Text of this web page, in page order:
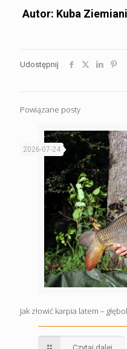
Autor: Kuba
Udostępnij
Powiązane posty
2026-07-24
Jak złowić karpia latem –